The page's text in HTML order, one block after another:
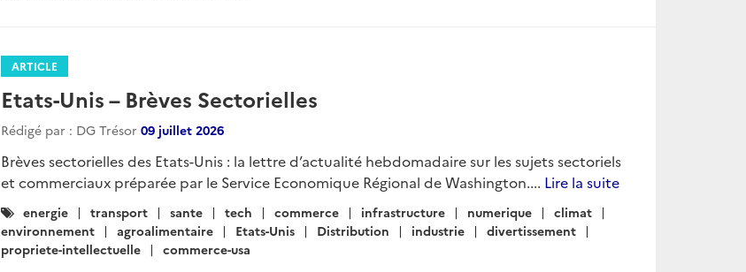
ARTICLE
Etats-Unis – Brèves Sectorielles
Rédigé par : DG Trésor 09 juillet 2026
Brèves sectorielles des Etats-Unis : la lettre d’actualité hebdomadaire sur les sujets sectoriels
et commerciaux préparée par le Service Economique Régional de Washington.... Lire la suite
Catégories
:
energie transport sante tech commerce infrastructure numerique
climat
environnement
agroalimentaire Etats-Unis Distribution industrie
divertissement
propriete-intellectuelle
commerce-usa